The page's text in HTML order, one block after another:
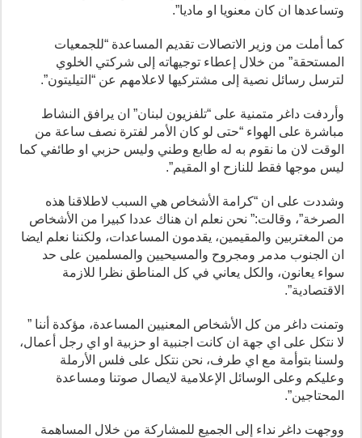
وتساعدها ان كان معنويا او ماديا”.
كما أملت من وزير الاتصالات تقديم المساعدة “للجمعيات
المستحقة” من خلال إعطاء توجيهاته إلى شركتي الخلوي
لترسل رسائل نصية إلى مشتركيها لاعلامهم عن “التيليتون”.
وأردفت داغر متمنية على “تلفزيون لبنان” ان يرافق النشاط
مباشرة على الهواء “حتى لو كان الأمر لفترة نصف ساعة من
الوقت لان ما نقوم به له طابع وطني وليس حزبي او طائفي كما
ليس موجها فقط للنازح او المقيم”.
وشددت على ان “كرامة الأشخاص هي السبب لاطلاقنا هذه
الصرخة”، وقالت:” نحن نعلم ان هناك عددا كبيرا من الأشخاص
من المغتربين والمقيمين، يقدمون المساعدات، ولكننا نعلم ايضا
ان الجنوب مدمر ومجروح والمسيحيين والمسلمين على حد
سواء يعانون، والكل يعاني في كل المناطق نظرا للازمة
الاقتصادية”.
وتمنت داغر من كل الأشخاص المعنيين المساعدة، مؤكدة أننا ”
لا نتكل على اي جهة ان كانت اجنبية او حزبية او اي رجل أعمال،
ولسنا بتوأمة مع اي طرف، نحن نتكل على فلس الأرملة
وعليكم وعلى الوسائل الإعلامية لايصال صوتنا ومساعدة
المحتاجين”.
ووجهت داغر نداء إلى الجميع للمشاركة من خلال المساهمة